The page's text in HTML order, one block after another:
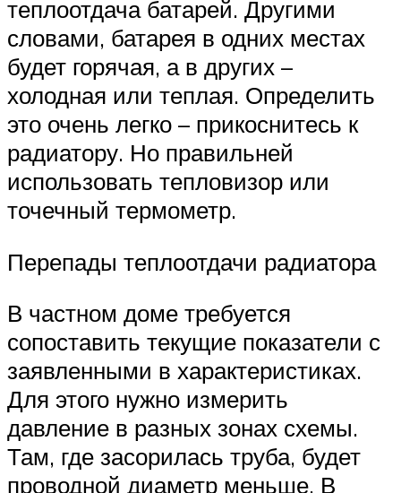
теплоотдача батарей. Другими
словами, батарея в одних местах
будет горячая, а в других –
холодная или теплая. Определить
это очень легко – прикоснитесь к
радиатору. Но правильней
использовать тепловизор или
точечный термометр.
Перепады теплоотдачи радиатора
В частном доме требуется
сопоставить текущие показатели с
заявленными в характеристиках.
Для этого нужно измерить
давление в разных зонах схемы.
Там, где засорилась труба, будет
проводной диаметр меньше. В